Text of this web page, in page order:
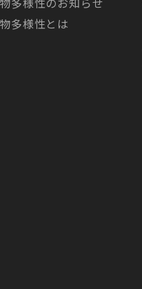
多様性とは